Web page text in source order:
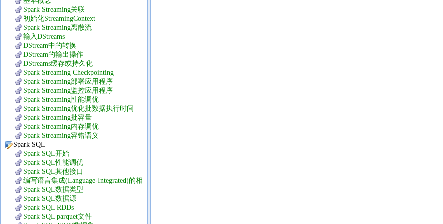
Spark Streaming关联
初始化StreamingContext
Spark Streaming离散流
输入DStreams
DStream中的转换
DStream的输出操作
DStreams缓存或持久化
Spark Streaming Checkpointing
Spark Streaming部署应用程序
Spark Streaming监控应用程序
Spark Streaming性能调优
Spark Streaming优化批数据执行时间
Spark Streaming批容量
Spark Streaming内存调优
Spark Streaming容错语义
Spark SQL
Spark SQL开始
Spark SQL性能调优
Spark SQL其他接口
编写语言集成(Language-Integrated)的相
关查询Spark SQL数据类型
Spark SQL数据源
Spark SQL RDDs
Spark SQL parquet文件